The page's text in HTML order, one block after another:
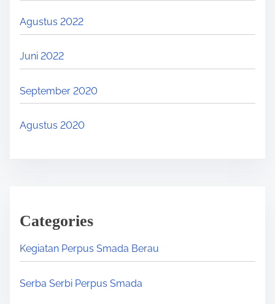
Agustus 2022
Juni 2022
September 2020
Agustus 2020
Categories
Kegiatan Perpus Smada Berau
Serba Serbi Perpus Smada